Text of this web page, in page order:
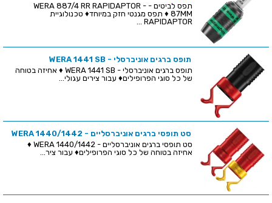
תפס לביטים - WERA 887/4 RR RAPIDAPTOR -
87MM ♦ תפס מגנטי חזק במיוחד♦ טכנולוגיית
RAPIDAPTOR ...
תופס ברגים אוניברסלי - WERA 1441 SB
תופס ברגים אוניברסלי - WERA 1441 SB ♦ אחיזה בטוחה
של כל סוגי הפרופילים♦ עבור צירים עגולי...
סט תופסי ברגים אוניברסליים - WERA 1440/1442
סט תופסי ברגים אוניברסליים - WERA 1440/1442 ♦
אחיזה בטוחה של כל סוגי הפרופילים♦ עבור ציר...